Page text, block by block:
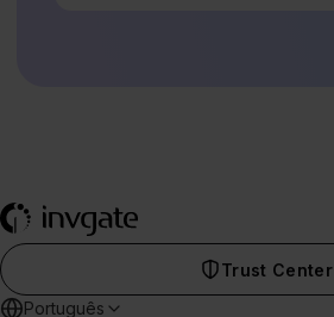
Trust Center
Português